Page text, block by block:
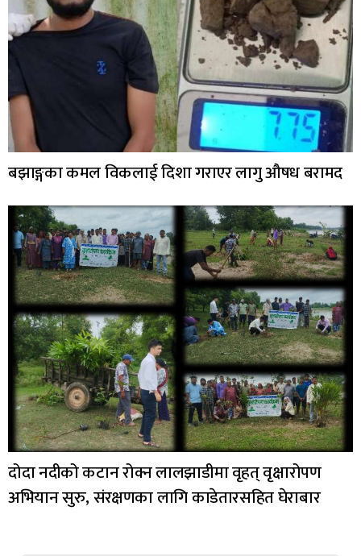
बझाङ्गका कमल विकलाई दिशा गराएर लागु औषध बरामद
दोदा नदीको कटान रोक्न लालझाडीमा वृहत् वृक्षारोपण
अभियान सुरु, संरक्षणका लागि काडेतारसहित घेराबार